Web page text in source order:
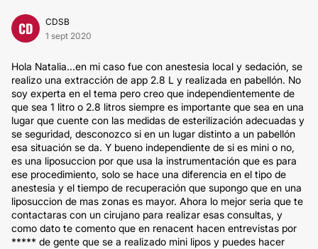
CD
CDSB
1 sept 2020
Hola Natalia...en mi caso fue con anestesia local y sedación, se
realizo una extracción de app 2.8 L y realizada en pabellón. No
soy experta en el tema pero creo que independientemente de
que sea 1 litro o 2.8 litros siempre es importante que sea en una
lugar que cuente con las medidas de esterilización adecuadas y
se seguridad, desconozco si en un lugar distinto a un pabellón
esa situación se da. Y bueno independiente de si es mini o no,
es una liposuccion por que usa la instrumentación que es para
ese procedimiento, solo se hace una diferencia en el tipo de
anestesia y el tiempo de recuperación que supongo que en una
liposuccion de mas zonas es mayor. Ahora lo mejor seria que te
contactaras con un cirujano para realizar esas consultas, y
como dato te comento que en renacent hacen entrevistas por
***** de gente que se a realizado mini lipos y puedes hacer